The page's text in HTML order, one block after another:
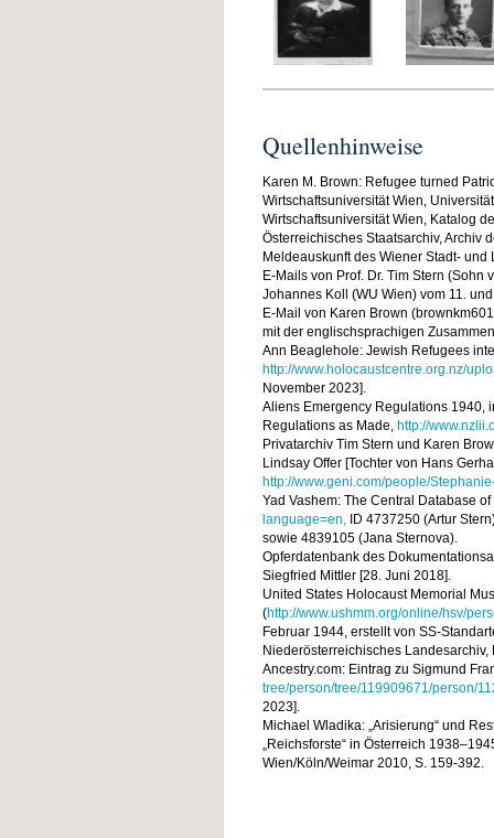
Quellenhinweise
Karen M. Brown: Refugee turned
Wirtschaftsuniversität Wien,
Wirtschaftsuniversität Wien, Katalog
Österreichisches Staatsarchiv, Archiv
Meldeauskunft des Wiener Stadt-
E-Mails von Prof. Dr. Tim Stern
Johannes Koll (WU Wien) vom 11.
E-Mail von Karen Brown
mit der englischsprachigen
Ann Beaglehole: Jewish Refugees
http://www.holocaustcentre.org.nz/
November 2023].
Aliens Emergency Regulations 1940,
Regulations as Made, http://
Privatarchiv Tim Stern und Karen
Lindsay Offer [Tochter von Hans
http://www.geni.com/people/
Yad Vashem: The Central Database
language=en,ID 4737250 (Artur
sowie 4839105 (Jana Sternova).
Opferdatenbank des
Siegfried Mittler [28. Juni 2018].
United States Holocaust Memorial
(http://www.ushmm.org/online/hsv/
Februar 1944, erstellt von SS-
Niederösterreichisches
Ancestry.com: Eintrag zu Sigmund
tree/person/tree/119909671/person/
2023].
Michael Wladika: „Arisierung“ und
„Reichsforste“ in Österreich
Wien/Köln/Weimar 2010, S. 159-392.